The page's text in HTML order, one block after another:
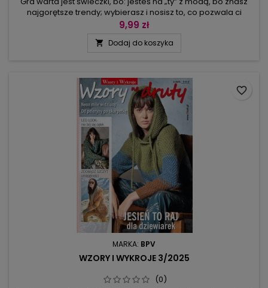
najgorętsze trendy; wybierasz i nosisz to, co pozwala ci
wyrazić osobowość. W tym numerze znajdziesz: obszerne
kieszeniami Fair Isle, komin,patentowy kardigan, sweter w
9,99 zł
 Dodaj do koszyka
MARKA: BPV
WZORY I WYKROJE 3/2025
(0)
favorite_border